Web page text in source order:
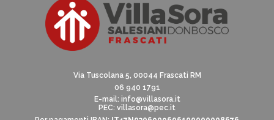
Via Tuscolana 5, 00044 Frascati RM
06 940 1791
E-mail: info@villasora.it
PEC: villasora@pec.it